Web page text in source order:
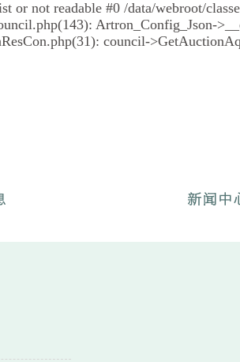
or not readable #0 /data/webroot/
Artron_Config_Json-
council-